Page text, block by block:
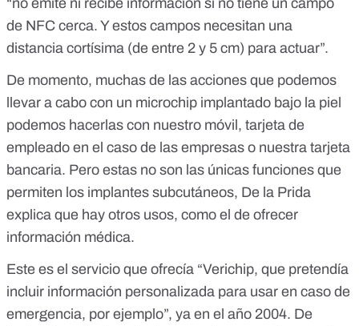
“no emite ni recibe información si no tiene un campo
de NFC cerca. Y estos campos necesitan una
distancia cortísima (de entre 2 y 5 cm) para actuar”.
De momento, muchas de las acciones que podemos
llevar a cabo con un microchip implantado bajo la piel
podemos hacerlas con nuestro móvil, tarjeta de
empleado en el caso de las empresas o nuestra tarjeta
bancaria. Pero estas no son las únicas funciones que
permiten los implantes subcutáneos, De la Prida
explica que hay otros usos, como el de ofrecer
información médica.
Este es el servicio que ofrecía “Verichip, que pretendía
incluir información personalizada para usar en caso de
emergencia, por ejemplo”, ya en el año 2004. De